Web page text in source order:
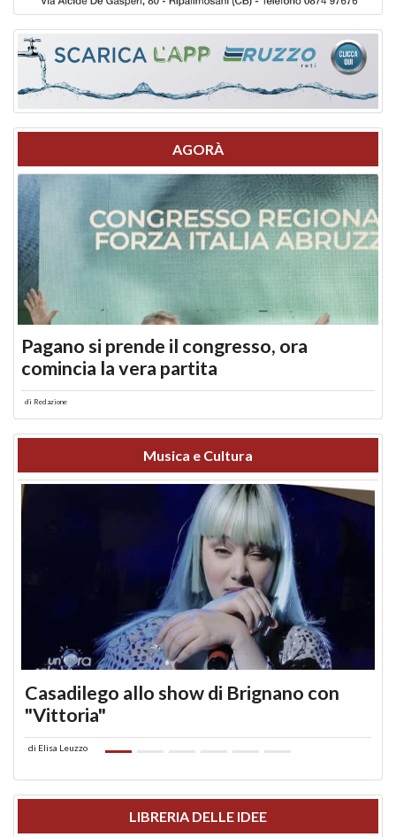
AGORÀ
Pagano si prende il congresso, ora
comincia la vera partita
di Redazione
Musica e Cultura
Casadilego allo show di Brignano con
"Vittoria"
di Elisa Leuzzo
LIBRERIA DELLE IDEE